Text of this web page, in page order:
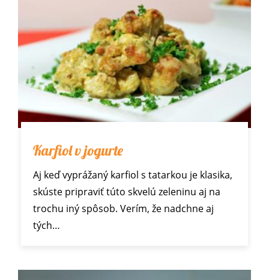
Karfiol v jogurte
Aj keď vyprážaný karfiol s tatarkou je klasika,
skúste pripraviť túto skvelú zeleninu aj na
trochu iný spôsob. Verím, že nadchne aj
tých…